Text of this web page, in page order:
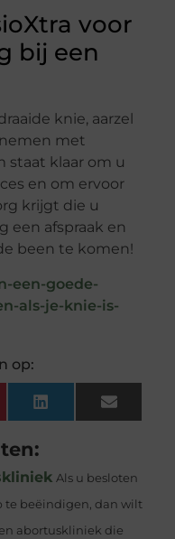
voor
bij een
knie, aarzel
met
staat klaar om u
en om ervoor
krijgt die u
een afspraak en
been te komen!
een-goede-
als-je-knie-is-
op:
LinkedInEmail
Als u besloten
te beëindigen, dan wilt
abortuskliniek die